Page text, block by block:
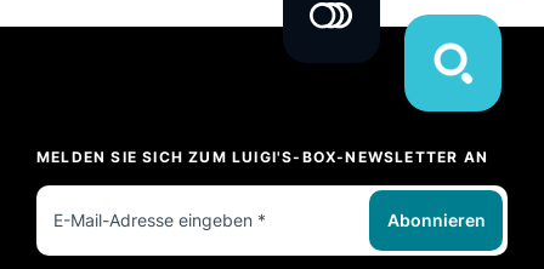
MELDEN SIE SICH ZUM LUIGI'S-BOX-NEWSLETTER AN
Abonnieren